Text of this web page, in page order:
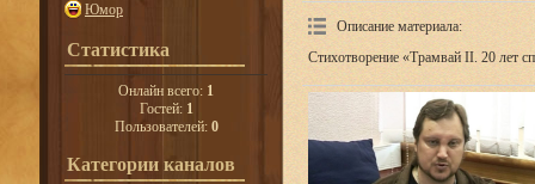
Юмор
Статистика
Онлайн всего: 1
Гостей: 1
Пользователей: 0
Категории каналов
Описание материала:
Стихотворение «Трамвай II. 20 лет